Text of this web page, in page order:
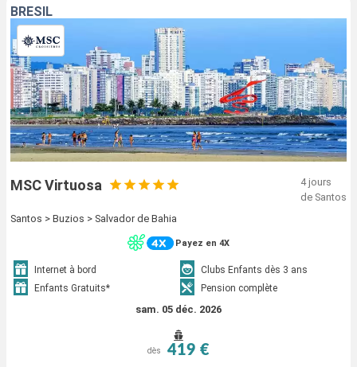
BRÉSIL
MSC Virtuosa
4 jours
de Santos
Santos > Buzios > Salvador de Bahia
Payez en 4X
Internet à bord
Clubs Enfants dès 3 ans
Enfants Gratuits*
Pension complète
sam. 05 déc. 2026
dès 419 €